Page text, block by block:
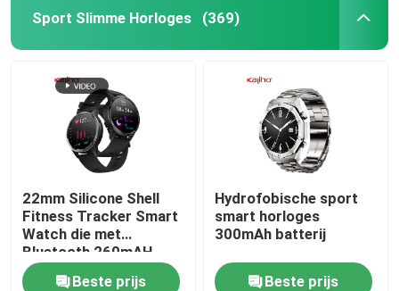
Waterdicht slim horloge
Hart Rate Smartwatch
Bloeddruk Smartwatch
Het Smart Watch van Android Bluetooth
Lichaamstemperatuur Smartwatch
Sport Slimme Horloges (369)
22mm Silicone Shell
Fitness Tracker Smart
Watch die met
Bluetooth 260mAH
roepen
Beste prijs
Hydrofobische sport
smart horloges
300mAh batterij
Beste prijs